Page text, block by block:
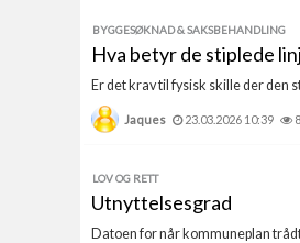
BYGGESØKNAD & SAKSBEHANDLING
Hva betyr de stiplede
Er det krav til fysisk skille der den
Jaques 23.03.2026 10:39
LOV OG RETT
Utnyttelsesgrad
Datoen for når kommuneplan